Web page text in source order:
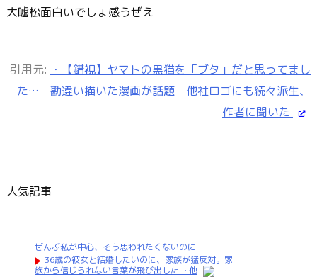
大嘘松面白いでしょ感うぜえ
引用元: ・【錯視】ヤマトの黒猫を「ブタ」だと思ってまし
た… 勘違い描いた漫画が話題 他社ロゴにも続々派生、
作者に聞いた
人気記事
ぜんぶ私が中心、そう思われたくないのに
36歳の彼女と結婚したいのに、家族が猛反対。家
族から信じられない言葉が飛び出した… 他